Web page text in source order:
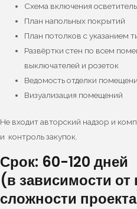
Схема включения
План напольных покрытий
План потолков с указанием
Развёртки стен по всем
выключателей и розеток
Ведомость отделки
Визуализация помещений
Не входит авторский надзор и
и контроль закупок.
Срок: 60-120 дней
(в зависимости
сложности